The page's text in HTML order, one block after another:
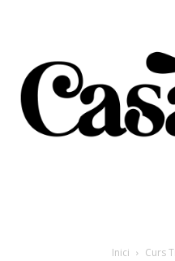
Inici Curs